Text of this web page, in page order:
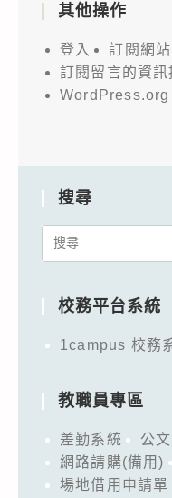
其他操作
登入
訂閱網
訂閱留言的資訊
WordPress.org
搜尋
Search
校務平台系統
1campus 校務
教職員專區
差勤系統 公
網路請購(備用)
場地借用申請單